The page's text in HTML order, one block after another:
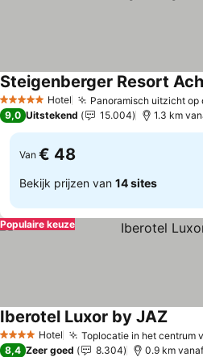
5 Sterren Hotel Panoramisch uitzicht op
Steigenberger Resort
9,0 Uitstekend 15.004 1.3 km
Van € 48
Bekijk prijzen van 14 sites
Populaire keuze
4 SterrenHotel Toplocatie in het centrum
Iberotel Luxor by JAZ
8,4 Zeer goed 8.304 0.9 km